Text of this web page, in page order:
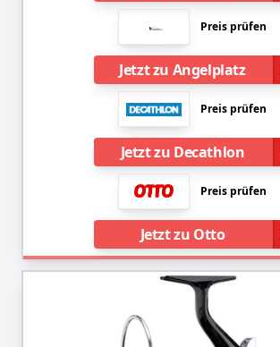
Preis prüfen
Jetzt zu Angelplatz
Preis prüfen
Jetzt zu Decathlon
Preis prüfen
Jetzt zu Otto